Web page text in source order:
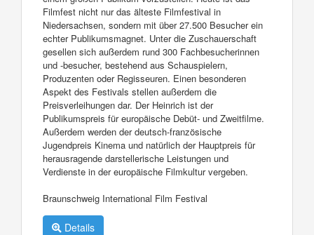
Filmfest nicht nur das älteste Filmfestival in
Niedersachsen, sondern mit über 27.500 Besucher ein
echter Publikumsmagnet. Unter die Zuschauerschaft
gesellen sich außerdem rund 300 Fachbesucherinnen
und -besucher, bestehend aus Schauspielern,
Produzenten oder Regisseuren. Einen besonderen
Aspekt des Festivals stellen außerdem die
Preisverleihungen dar. Der Heinrich ist der
Publikumspreis für europäische Debüt- und Zweitfilme.
Außerdem werden der deutsch-französische
Jugendpreis Kinema und natürlich der Hauptpreis für
herausragende darstellerische Leistungen und
Verdienste in der europäische Filmkultur vergeben.
Braunschweig International Film Festival
Details